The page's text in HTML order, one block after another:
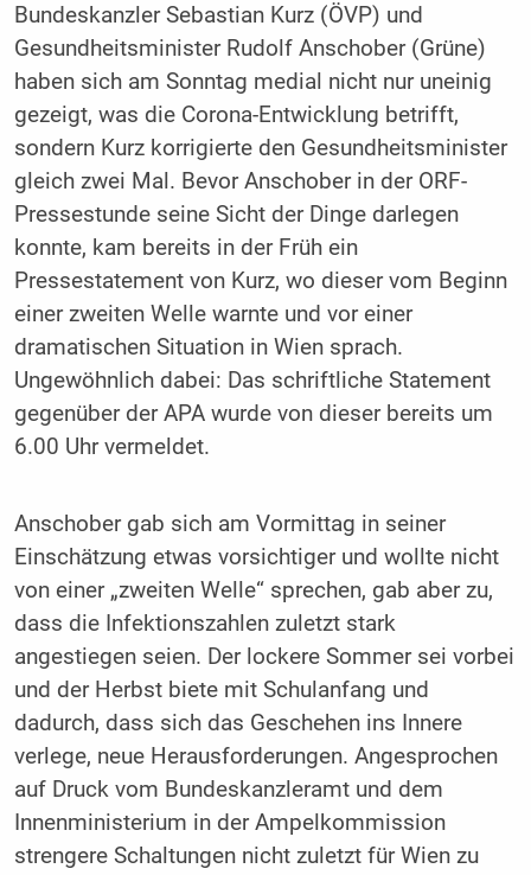
Bundeskanzler Sebastian Kurz (ÖVP) und
Gesundheitsminister Rudolf Anschober (Grüne)
haben sich am Sonntag medial nicht nur uneinig
gezeigt, was die Corona-Entwicklung betrifft,
sondern Kurz korrigierte den Gesundheitsminister
gleich zwei Mal. Bevor Anschober in der ORF-
Pressestunde seine Sicht der Dinge darlegen
konnte, kam bereits in der Früh ein
Pressestatement von Kurz, wo dieser vom Beginn
einer zweiten Welle warnte und vor einer
dramatischen Situation in Wien sprach.
Ungewöhnlich dabei: Das schriftliche Statement
gegenüber der APA wurde von dieser bereits um
6.00 Uhr vermeldet.
Anschober gab sich am Vormittag in seiner
Einschätzung etwas vorsichtiger und wollte nicht
von einer „zweiten Welle“ sprechen, gab aber zu,
dass die Infektionszahlen zuletzt stark
angestiegen seien. Der lockere Sommer sei vorbei
und der Herbst biete mit Schulanfang und
dadurch, dass sich das Geschehen ins Innere
verlege, neue Herausforderungen. Angesprochen
auf Druck vom Bundeskanzleramt und dem
Innenministerium in der Ampelkommission
strengere Schaltungen nicht zuletzt für Wien zu